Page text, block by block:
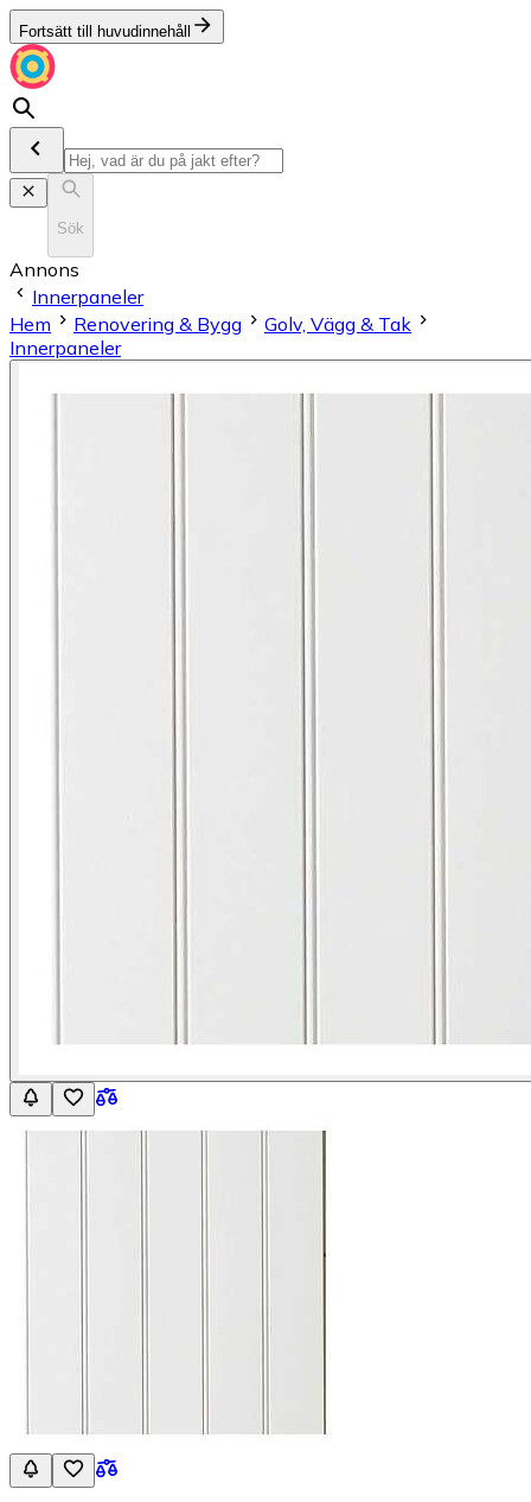
Fortsätt till huvudinnehåll
Sök
Annons
Innerpaneler
Hem
Renovering & Bygg
Golv, Vägg & Tak
Innerpaneler